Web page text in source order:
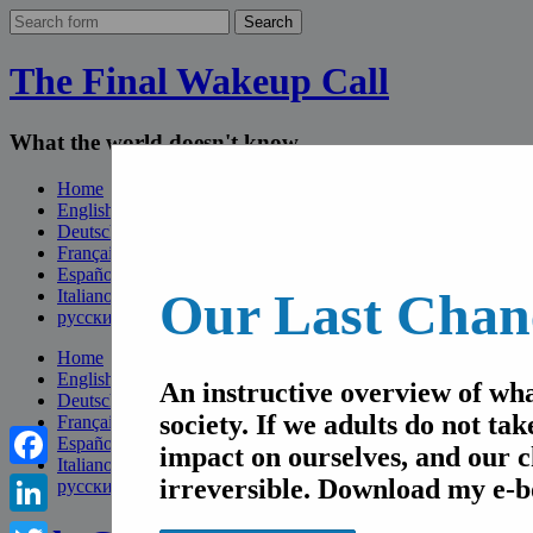
The Final Wakeup Call
What the world doesn't know
Home
English
Deutsch
Français
Español
Italiano
русский
Home
English
Deutsch
Français
Español
Italiano
русский
Our Last
An instructive overview of
society. If we adults do not
impact on ourselves, and our
irreversible. Download my e-
Facebook